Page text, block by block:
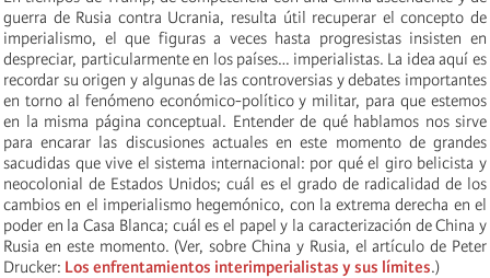
guerra de Rusia contra Ucrania, resulta útil recuperar el concepto de
imperialismo, el que figuras a veces hasta progresistas insisten en
despreciar, particularmente en los países… imperialistas. La idea aquí es
recordar su origen y algunas de las controversias y debates importantes
en torno al fenómeno económico-político y militar, para que estemos
en la misma página conceptual. Entender de qué hablamos nos sirve
para encarar las discusiones actuales en este momento de grandes
sacudidas que vive el sistema internacional: por qué el giro belicista y
neocolonial de Estados Unidos; cuál es el grado de radicalidad de los
cambios en el imperialismo hegemónico, con la extrema derecha en el
poder en la Casa Blanca; cuál es el papel y la caracterización de China y
Rusia en este momento. (Ver, sobre China y Rusia, el artículo de Peter
Drucker: Los enfrentamientos interimperialistas y sus límites.)